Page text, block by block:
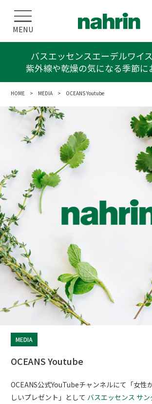
MENU
バスエッセンスエーデルワイ
紫外線や乾燥の気になる季節に
HOME > MEDIA > OCEANS Youtube
MEDIA
OCEANS Youtube
OCEANS公式YouTubeチャンネルにて「女性
しいプレゼント」として バスエッセンス サ